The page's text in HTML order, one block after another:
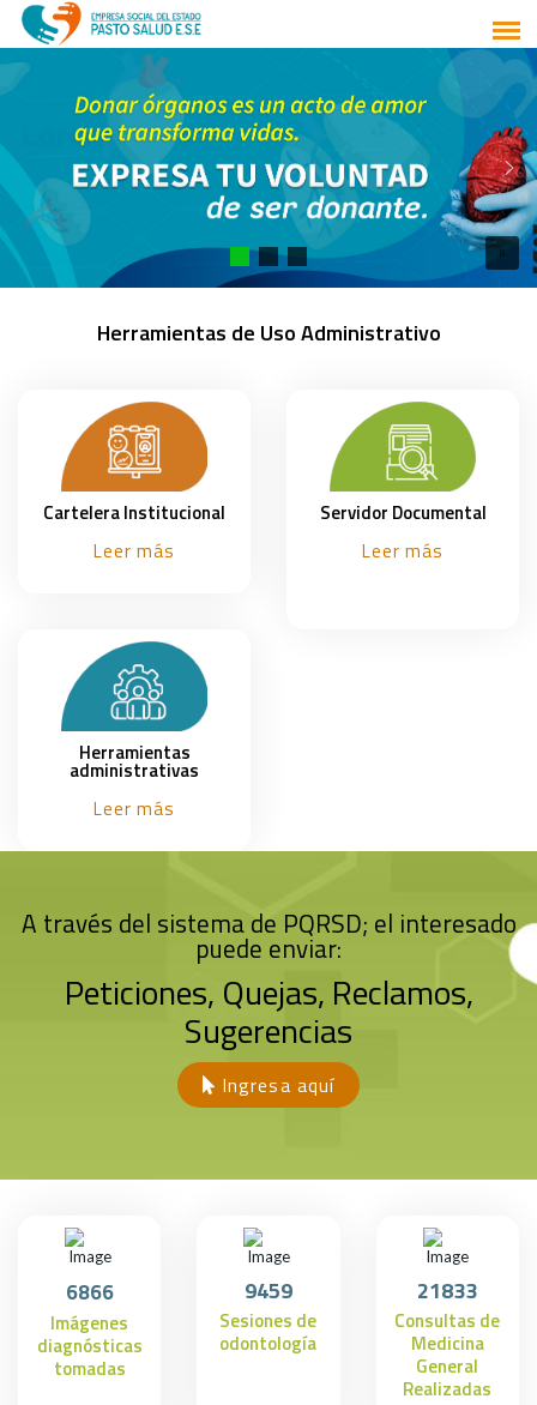
Herramientas de Uso Administrativo
Cartelera Institucional
Leer más
Servidor Documental
Leer más
Herramientas
administrativas
Leer más
A través del sistema de PQRSD; el interesado
puede enviar:
Peticiones, Quejas, Reclamos,
Sugerencias
Ingresa aquí
6866
Imágenes
diagnósticas
tomadas
9459
Sesiones de
odontología
21833
Consultas de
Medicina
General
Realizadas